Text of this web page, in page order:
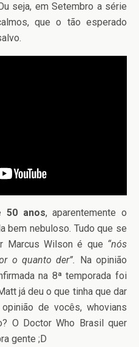
seja, em Setembro a série
que o tão esperado
50 anos, aparentemente o
bem nebuloso. Tudo que se
Marcus Wilson é que “nós
o quanto der”. Na opinião
na 8ª temporada foi
já deu o que tinha que dar
de vocês, whovians
O Doctor Who Brasil quer
gente ;D